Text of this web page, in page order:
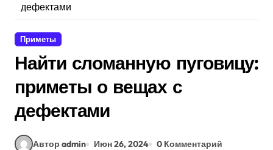
дефектами
Приметы
Найти сломанную пуговицу:
приметы о вещах с
дефектами
Автор admin Июн 26, 2024
0 Комментарий